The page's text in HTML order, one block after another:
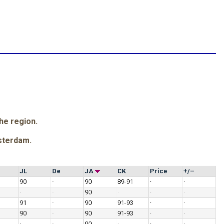
region.
JL De JA CK Price
+/–
90 · 90 89-91 ·
·
· · 90 · ·
·
91 · 90 91-93 ·
·
90 · 90 91-93 ·
·